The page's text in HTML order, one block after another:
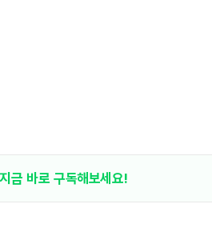
금 바로 구독해보세요!